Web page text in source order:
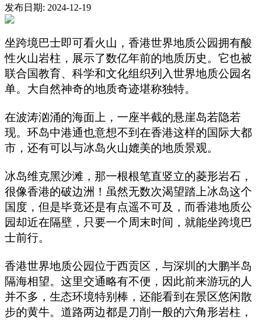
发布日期: 2024-12-19
坐跨境巴士即可看火山，香港世界地质公园拥有酸
性火山岩柱，展示了数亿年前的地质历史。它也被
联合国教育、科学和文化组织列入世界地质公园名
单。大自然神奇的地质奇迹堪称独特。
在波涛汹涌的海面上，一座半截的悬崖岛若隐若
现。环岛中港通也意想不到在香港这样的国际大都
市，还有可以与冰岛火山媲美的地质景观。
冰岛维克黑沙滩，那一根根笔直竖立的菱形岩石，
很像香港的破边洲！虽然无数次渴望踏上冰岛这个
国度，但是毕竟还是有点遥不可及，而香港地质公
园却近在隔壁，只要一个周末时间，就能坐跨境巴
士前行。
香港世界地质公园位于西贡区，与深圳的大鹏半岛
隔海相望。这里交通略有不便，因此前来游玩的人
并不多，生态环境特别棒，还能看到在景区悠闲散
步的黄牛。道路两边都是刀削一般的六角形岩柱，